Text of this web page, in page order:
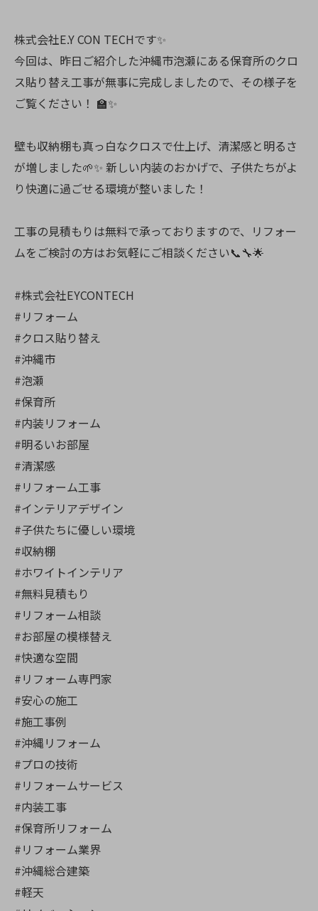
株式会社E.Y CON TECHです✨
今回は、昨日ご紹介した沖縄市泡瀬にある保育所のクロ
ス貼り替え工事が無事に完成しましたので、その様子を
ご覧ください！ 🏫✨
壁も収納棚も真っ白なクロスで仕上げ、清潔感と明るさ
が増しました🌱✨ 新しい内装のおかげで、子供たちがよ
り快適に過ごせる環境が整いました！
工事の見積もりは無料で承っておりますので、リフォー
ムをご検討の方はお気軽にご相談ください📞🔧🌟
#株式会社EYCONTECH
#リフォーム
#クロス貼り替え
#沖縄市
#泡瀬
#保育所
#内装リフォーム
#明るいお部屋
#清潔感
#リフォーム工事
#インテリアデザイン
#子供たちに優しい環境
#収納棚
#ホワイトインテリア
#無料見積もり
#リフォーム相談
#お部屋の模様替え
#快適な空間
#リフォーム専門家
#安心の施工
#施工事例
#沖縄リフォーム
#プロの技術
#リフォームサービス
#内装工事
#保育所リフォーム
#リフォーム業界
#沖縄総合建築
#軽天